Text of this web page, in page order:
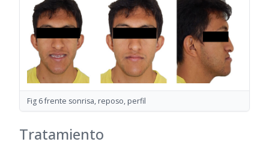
Fig 6 frente sonrisa, reposo, perfil
Tratamiento